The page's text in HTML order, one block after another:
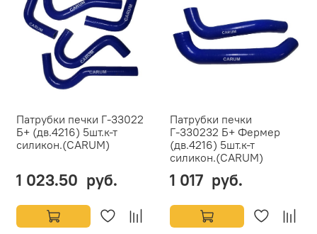
Патрубки печки Г-33022
Б+ (дв.4216) 5шт.к-т
силикон.(CARUM)
1 023.50 руб.
Патрубки печки
Г-330232 Б+ Фермер
(дв.4216) 5шт.к-т
силикон.(CARUM)
1 017 руб.